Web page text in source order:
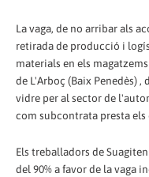
La vaga, de no arribar als
retirada de producció i
materials en els
de L'Arboç (Baix Penedès)
vidre per al sector de
com subcontrata presta els
Els treballadors de
del 90% a favor de la vaga